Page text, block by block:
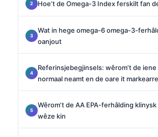
Hoe’t de Omega-3 Index ferskilt fan
Wat in hege omega-6 omega-3-
oanjout
Referinsjebegjinsels: wêrom’t de iene
normaal neamt en de oare it
Wêrom’t de AA EPA-ferhâlding
wêze kin